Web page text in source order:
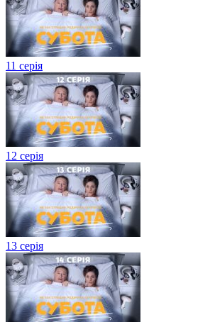
11 серія
12 серія
13 серія